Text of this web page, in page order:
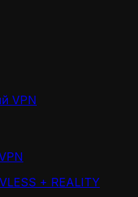
VPN
+ REALITY